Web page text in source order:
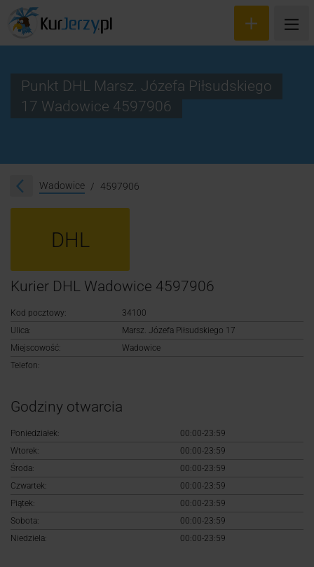
Śledzenie przesyłki
Logowanie
Punkt DHL Marsz. Józefa Piłsudskiego
17 Wadowice 4597906
Wadowice 4597906
DHL
Kurier DHL Wadowice 4597906
Kod pocztowy:
34100
Ulica:
Marsz. Józefa Piłsudskiego 17
Miejscowość:
Wadowice
Telefon:
Godziny otwarcia
Poniedziałek:
00:00-23:59
Wtorek:
00:00-23:59
Środa:
00:00-23:59
Czwartek:
00:00-23:59
Piątek:
00:00-23:59
Sobota:
00:00-23:59
Niedziela:
00:00-23:59